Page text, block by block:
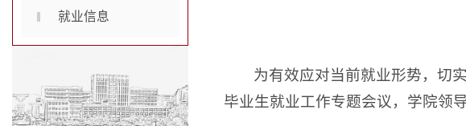
就业信息
为有效应对当前就业形势，切
毕业生就业工作专题会议，学院领